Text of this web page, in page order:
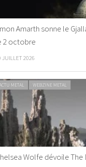
Amarth sonne le
2 octobre
JUILLET 2026
METAL WEBZINE METAL
Wolfe dévoile The